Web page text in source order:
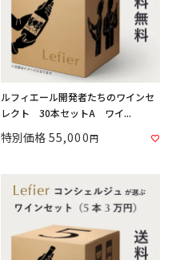
ルフィエール開発者たちのワインセ
レクト 30本セットA ワイ...
特別価格 55,000